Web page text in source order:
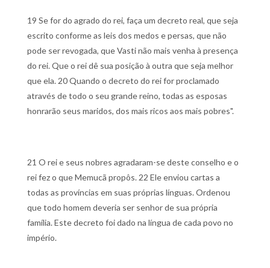
19 Se for do agrado do rei, faça um decreto real, que seja
escrito conforme as leis dos medos e persas, que não
pode ser revogada, que Vasti não mais venha à presença
do rei. Que o rei dê sua posição à outra que seja melhor
que ela. 20 Quando o decreto do rei for proclamado
através de todo o seu grande reino, todas as esposas
honrarão seus maridos, dos mais ricos aos mais pobres".
21 O rei e seus nobres agradaram-se deste conselho e o
rei fez o que Memucã propôs. 22 Ele enviou cartas a
todas as províncias em suas próprias línguas. Ordenou
que todo homem deveria ser senhor de sua própria
família. Este decreto foi dado na língua de cada povo no
império.